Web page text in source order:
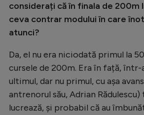
considerați că în finala de 200m
ceva contrar modului în care
atunci?
Da, el nu era niciodată primul la
cursele de 200m. Era în față, într-
ultimul, dar nu primul, cu așa
antrenorul său, Adrian
lucrează, și probabil că au